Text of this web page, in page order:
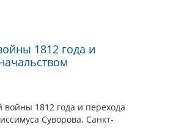
1812 года и
1812 года и перехода
Суворова. Санкт-